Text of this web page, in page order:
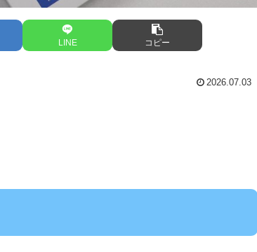
LINE コピー
2026.07.03